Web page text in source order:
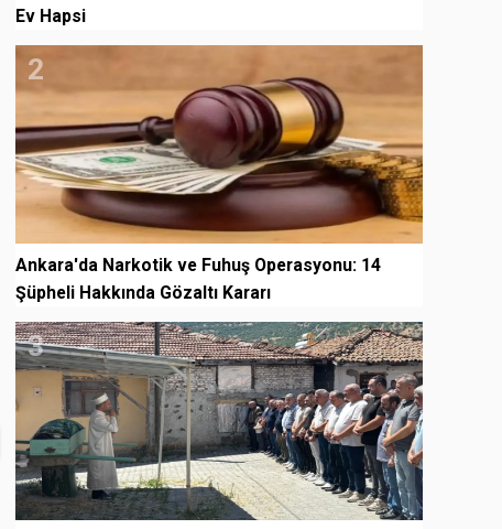
Ev Hapsi
2
Ankara'da Narkotik ve Fuhuş Operasyonu: 14
Şüpheli Hakkında Gözaltı Kararı
3